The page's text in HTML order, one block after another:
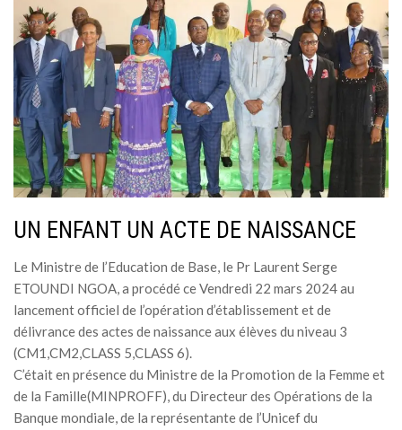
LANGUES
UN ENFANT UN ACTE DE NAISSANCE
Le Ministre de l’Education de Base, le Pr Laurent Serge
ETOUNDI NGOA, a procédé ce Vendredi 22 mars 2024 au
lancement officiel de l’opération d’établissement et de
délivrance des actes de naissance aux élèves du niveau 3
(CM1,CM2,CLASS 5,CLASS 6).
C’était en présence du Ministre de la Promotion de la Femme et
de la Famille(MINPROFF), du Directeur des Opérations de la
Banque mondiale, de la représentante de l’Unicef du